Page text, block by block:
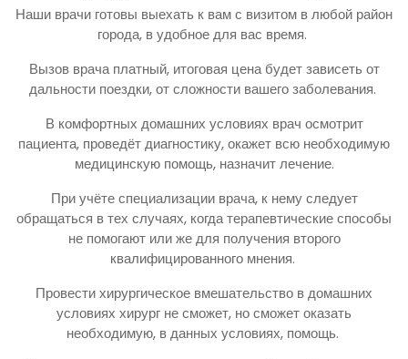
Наши врачи готовы выехать к вам с визитом в любой район
города, в удобное для вас время.
Вызов врача платный, итоговая цена будет зависеть от
дальности поездки, от сложности вашего заболевания.
В комфортных домашних условиях врач осмотрит
пациента, проведёт диагностику, окажет всю необходимую
медицинскую помощь, назначит лечение.
При учёте специализации врача, к нему следует
обращаться в тех случаях, когда терапевтические способы
не помогают или же для получения второго
квалифицированного мнения.
Провести хирургическое вмешательство в домашних
условиях хирург не сможет, но сможет оказать
необходимую, в данных условиях, помощь.